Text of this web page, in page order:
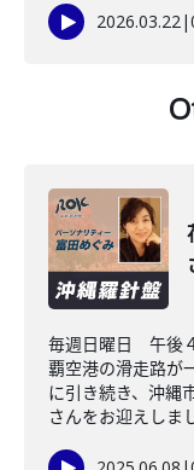
2026.03.22|
毎週日曜日 午後
覇空港の滑走路が
に引き続き、沖縄
さんをお迎えしま